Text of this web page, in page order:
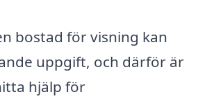
bostad för visning kan
uppgift, och därför är
hjälp för